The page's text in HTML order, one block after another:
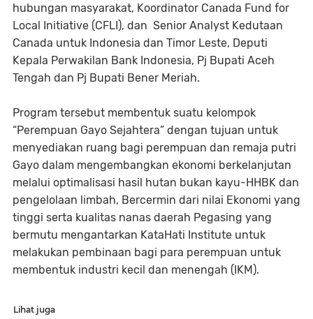
hubungan masyarakat, Koordinator Canada Fund for
Local Initiative (CFLI), dan Senior Analyst Kedutaan
Canada untuk Indonesia dan Timor Leste, Deputi
Kepala Perwakilan Bank Indonesia, Pj Bupati Aceh
Tengah dan Pj Bupati Bener Meriah.
Program tersebut membentuk suatu kelompok
“Perempuan Gayo Sejahtera” dengan tujuan untuk
menyediakan ruang bagi perempuan dan remaja putri
Gayo dalam mengembangkan ekonomi berkelanjutan
melalui optimalisasi hasil hutan bukan kayu-HHBK dan
pengelolaan limbah, Bercermin dari nilai Ekonomi yang
tinggi serta kualitas nanas daerah Pegasing yang
bermutu mengantarkan KataHati Institute untuk
melakukan pembinaan bagi para perempuan untuk
membentuk industri kecil dan menengah (IKM).
Lihat juga